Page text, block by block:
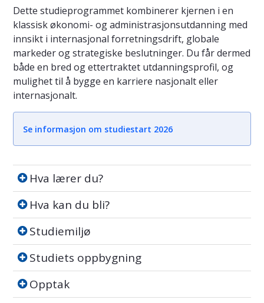
Dette studieprogrammet kombinerer kjernen i en
klassisk økonomi- og administrasjonsutdanning med
innsikt i internasjonal forretningsdrift, globale
markeder og strategiske beslutninger. Du får dermed
både en bred og ettertraktet utdanningsprofil, og
mulighet til å bygge en karriere nasjonalt eller
internasjonalt.
Se informasjon om studiestart 2026
Hva lærer du?
Hva lærer du?
Hva kan du bli?
Hva kan du bli?
Studiemiljø
Studiemiljø
Studiets oppbygning
Studiets oppbygning
Opptak
Opptak